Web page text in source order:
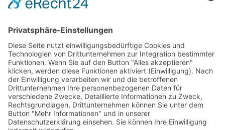
4K 18Gbps HDMI Audio De-Embedder und Embedder
PT-C-HDAEDE
Audioauskopplung und -integration mit HDMI und
D/A Ein- / Ausgängen
Unterstützt 18Gbps für Auflösungen bis zu 4K
UltraHD 60Hz